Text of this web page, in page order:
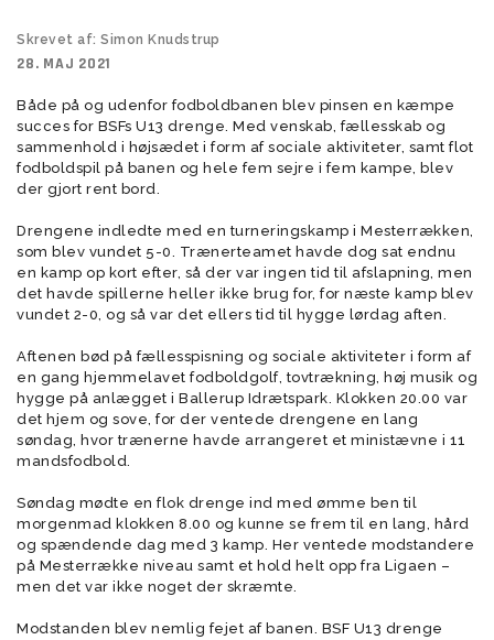
Skrevet af: Simon Knudstrup
28. MAJ 2021
Både på og udenfor fodboldbanen blev pinsen en kæmpe
succes for BSFs U13 drenge. Med venskab, fællesskab og
sammenhold i højsædet i form af sociale aktiviteter, samt flot
fodboldspil på banen og hele fem sejre i fem kampe, blev
der gjort rent bord.
Drengene indledte med en turneringskamp i Mesterrækken,
som blev vundet 5-0. Trænerteamet havde dog sat endnu
en kamp op kort efter, så der var ingen tid til afslapning, men
det havde spillerne heller ikke brug for, for næste kamp blev
vundet 2-0, og så var det ellers tid til hygge lørdag aften.
Aftenen bød på fællesspisning og sociale aktiviteter i form af
en gang hjemmelavet fodboldgolf, tovtrækning, høj musik og
hygge på anlægget i Ballerup Idrætspark. Klokken 20.00 var
det hjem og sove, for der ventede drengene en lang
søndag, hvor trænerne havde arrangeret et ministævne i 11
mandsfodbold.
Søndag mødte en flok drenge ind med ømme ben til
morgenmad klokken 8.00 og kunne se frem til en lang, hård
og spændende dag med 3 kamp. Her ventede modstandere
på Mesterrække niveau samt et hold helt opp fra Ligaen –
men det var ikke noget der skræmte.
Modstanden blev nemlig fejet af banen. BSF U13 drenge